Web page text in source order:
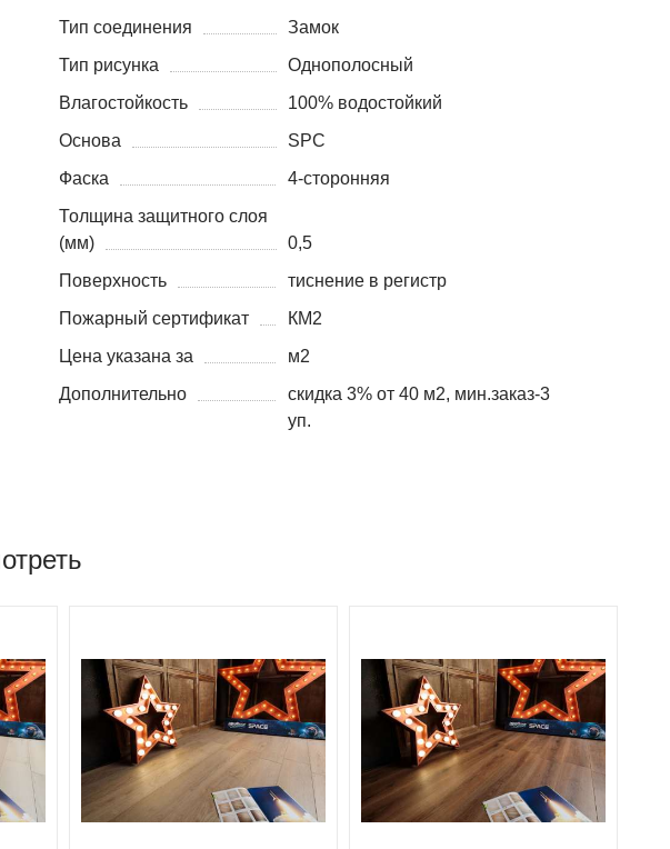
Тип соединения
Замок
Тип рисунка
Однополосный
Влагостойкость
100% водостойкий
Основа
SPC
Фаска
4-сторонняя
Толщина защитного слоя
(мм)
0,5
Поверхность
тиснение в регистр
Пожарный сертификат
КМ2
Цена указана за
м2
Дополнительно
скидка 3% от 40 м2, мин.заказ-3
уп.